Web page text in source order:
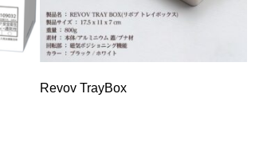
Revov TrayBox